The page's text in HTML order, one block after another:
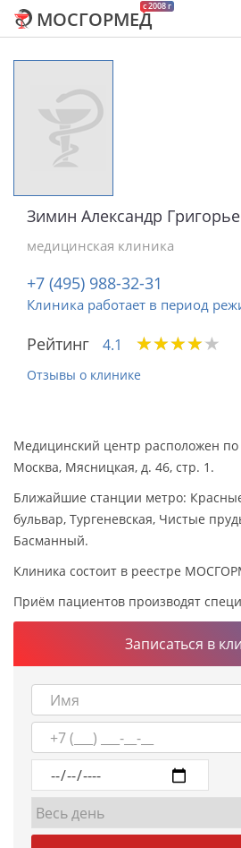
c 2008 г
МОСГОРМЕД
Зимин Александр
медицинская клиника
+7 (495) 988-32-31
Клиника работает в период
Рейтинг 4.1 ★★★★★
★★★★★
Отзывы о клинике
Медицинский центр расположен по
Москва, Мясницкая, д. 46, стр. 1.
Ближайшие станции метро:
бульвар, Тургеневская, Чистые
Басманный.
Клиника состоит в реестре
Приём пациентов производят
Записаться в